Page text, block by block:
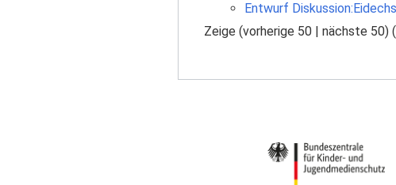
Entwurf
Zeige (vorherige 50 nächste 50) (